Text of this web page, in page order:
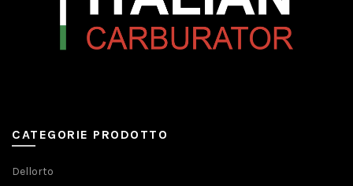
CATEGORIE PRODOTTO
Dellorto